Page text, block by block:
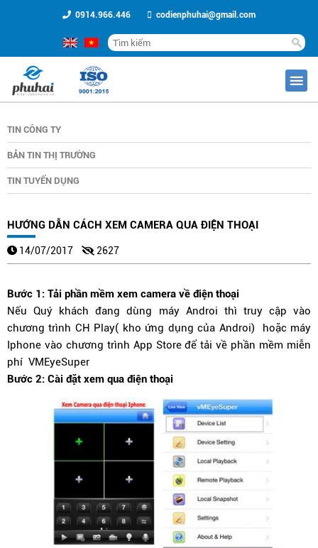
0914.966.446 codienphuhai@gmail.com
TIN CÔNG TY
BẢN TIN THỊ TRƯỜNG
TIN TUYỂN DỤNG
HƯỚNG DẪN CÁCH XEM CAMERA QUA ĐIỆN THOẠI
14/07/2017 2627
Bước 1: Tải phần mềm xem camera về điện thoại
Nếu Quý khách đang dùng máy Androi thì truy cập vào
chương trình CH Play( kho ứng dụng của Androi) hoặc máy
Iphone vào chương trình App Store để tải về phần mềm miễn
phí VMEyeSuper
Bước 2: Cài đặt xem qua điện thoại